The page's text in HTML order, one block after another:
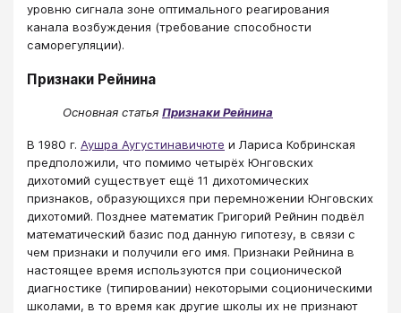
уровню сигнала зоне оптимального реагирования
канала возбуждения (требование способности
саморегуляции).
Признаки Рейнина
Основная статья Признаки Рейнина
В 1980 г. Аушра Аугустинавичюте и Лариса Кобринская
предположили, что помимо четырёх Юнговских
дихотомий существует ещё 11 дихотомических
признаков, образующихся при перемножении Юнговских
дихотомий. Позднее математик Григорий Рейнин подвёл
математический базис под данную гипотезу, в связи с
чем признаки и получили его имя. Признаки Рейнина в
настоящее время используются при соционической
диагностике (типировании) некоторыми соционическими
школами, в то время как другие школы их не признают